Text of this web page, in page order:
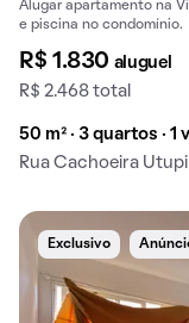
Alugar apartamento na
e piscina no condomínio.
R$ 1.830 aluguel
R$ 2.468 total
50 m² · 3 quartos · 1
Rua Cachoeira
Exclusivo